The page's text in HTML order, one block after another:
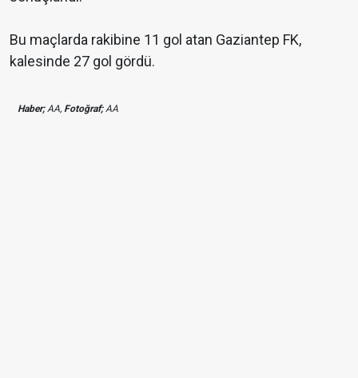
Bu maçlarda rakibine 11 gol atan Gaziantep FK,
kalesinde 27 gol gördü.
Haber;AA, Fotoğraf;AA